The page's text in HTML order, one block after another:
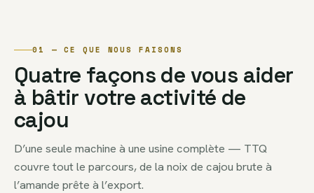
01 — CE QUE NOUS FAISONS
Quatre façons de vous aider
à bâtir votre activité de
cajou
D’une seule machine à une usine complète — TTQ
couvre tout le parcours, de la noix de cajou brute à
l’amande prête à l’export.